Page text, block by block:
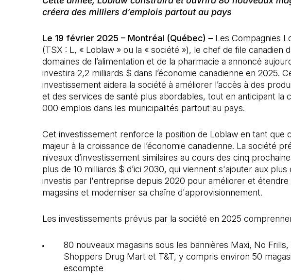
créera des milliers d’emplois partout au pays
Le 19 février 2025 – Montréal (Québec) –Les Compagnies
(TSX : L, « Loblaw » ou la « société »), le chef de file canadien
domaines de l’alimentation et de la pharmacie a annoncé
investira 2,2 milliards $ dans l’économie canadienne en 2025.
investissement aidera la société à améliorer l’accès à des
et des services de santé plus abordables, tout en anticipant la
000 emplois dans les municipalités partout au pays.
Cet investissement renforce la position de Loblaw en tant que
majeur à la croissance de l’économie canadienne. La société
niveaux d’investissement similaires au cours des cinq
plus de 10 milliards $ d’ici 2030, qui viennent s'ajouter aux plus
investis par l'entreprise depuis 2020 pour améliorer et étendre
magasins et moderniser sa chaîne d'approvisionnement.
Les investissements prévus par la société en 2025
80 nouveaux magasins sous les bannières Maxi, No
Shoppers Drug Mart et T&T, y compris environ 50
escompte